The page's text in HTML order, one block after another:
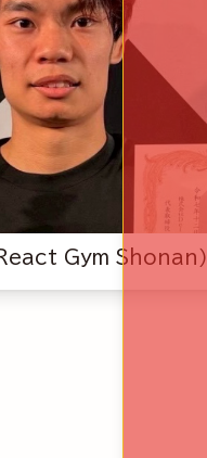
React Gym Shonan）